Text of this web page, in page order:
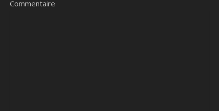
Commentaire